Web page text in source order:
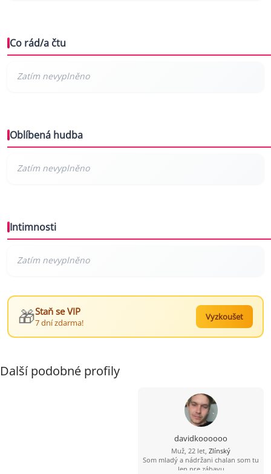
Co rád/a čtu
Oblíbená hudba
Intimnosti
🎁Staň se VIP
7 dní zdarma!
Vyzkoušet
Další podobné profily
davidkoooooo
Muž, 22 let, Zlínský
Som mladý a nádržani chalan som tu
len pre zábavu